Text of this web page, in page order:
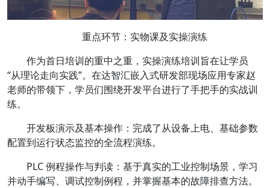
重点环节：实物课及实操演练
作为首日培训的重中之重，实操演练培训旨在让学员
“从理论走向实践”。在达智汇嵌入式研发部现场应用专家赵
老师的带领下，学员们围绕开发平台进行了手把手的实战训
练。
开发板演示及基本操作：完成了从设备上电、基础参数
配置到运行状态监控的全流程演练。
PLC 例程操作与判读：基于真实的工业控制场景，学习
并动手编写、调试控制例程，并掌握基本的故障排查方法。